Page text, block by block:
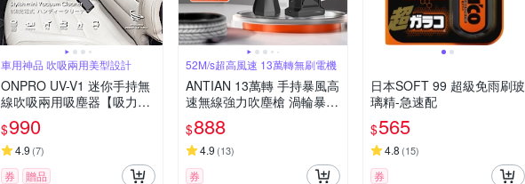
車用神品 吹吸兩用美型設計
ONPRO UV-V1 迷你手持無
線吹吸兩用吸塵器【吸力升
級版】
$990
4.9 (7)
券 贈品
52M/s超高風速 13萬轉無刷電機
ANTIAN 13萬轉 手持暴風高
速無線強力吹塵槍 渦輪暴力
吹塵器 烤肉生火 戶外吹氣
泵
$888
4.9 (13)
券
日本SOFT 99 超級免雨刷玻
璃精-急速配
$565
4.8 (15)
券